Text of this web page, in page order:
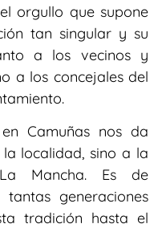
orgullo que supone
tan singular y su
a los vecinos y
a los concejales del
Camuñas nos da
localidad, sino a la
Mancha. Es de
generaciones
tradición hasta el